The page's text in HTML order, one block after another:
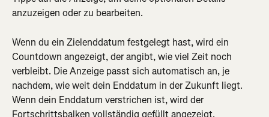
anzuzeigen oder zu bearbeiten.
Wenn du ein Zielenddatum festgelegt hast, wird ein
Countdown angezeigt, der angibt, wie viel Zeit noch
verbleibt. Die Anzeige passt sich automatisch an, je
nachdem, wie weit dein Enddatum in der Zukunft liegt.
Wenn dein Enddatum verstrichen ist, wird der
Fortschrittsbalken vollständig gefüllt angezeigt.